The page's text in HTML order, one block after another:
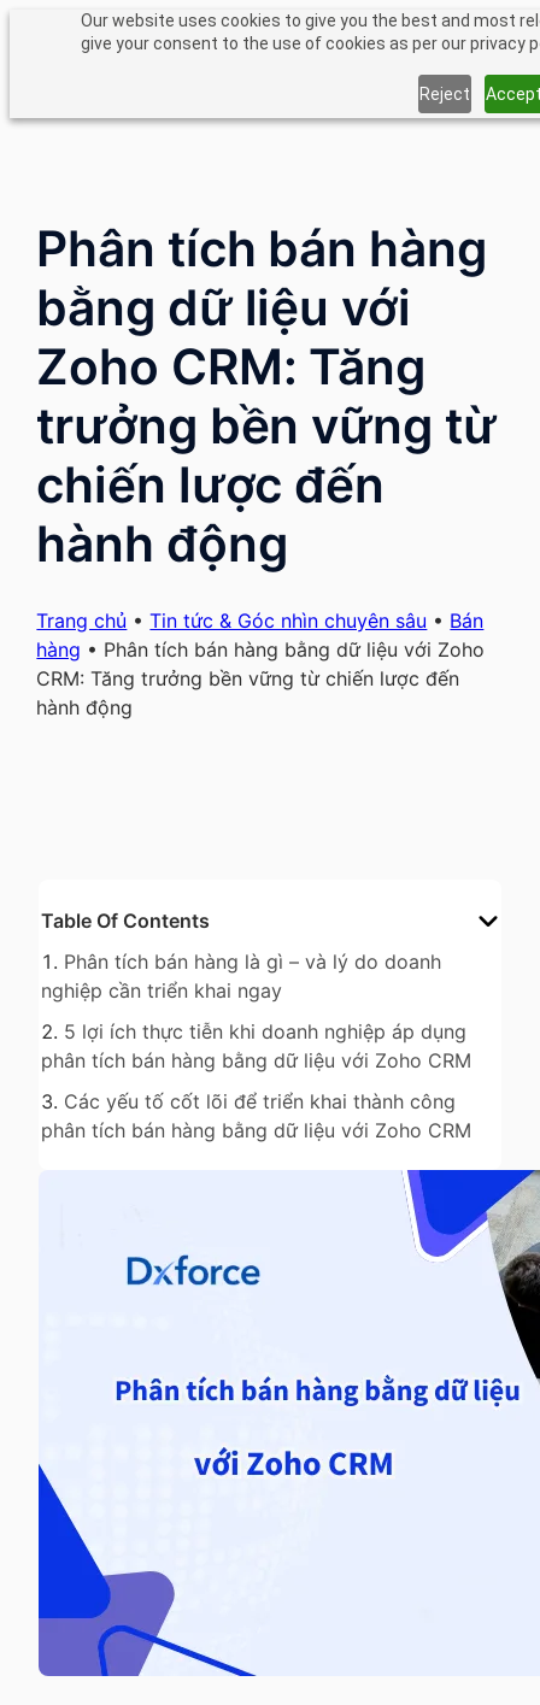
Our website uses cookies to give you the best and most
give your consent to the use of cookies as per our privacy
Reject
Phân tích bán hàng
bằng dữ liệu với
Zoho CRM: Tăng
trưởng bền vững từ
chiến lược đến
hành động
Trang chủ •Tin tức & Góc nhìn chuyên sâu • Bán
hàng • Phân tích bán hàng bằng dữ liệu với Zoho
CRM: Tăng trưởng bền vững từ chiến lược đến
hành động
Table Of Contents
Phân tích bán hàng là gì – và lý do doanh
nghiệp cần triển khai ngay
5 lợi ích thực tiễn khi doanh nghiệp áp dụng
phân tích bán hàng bằng dữ liệu với Zoho CRM
Các yếu tố cốt lõi để triển khai thành công
phân tích bán hàng bằng dữ liệu với Zoho CRM